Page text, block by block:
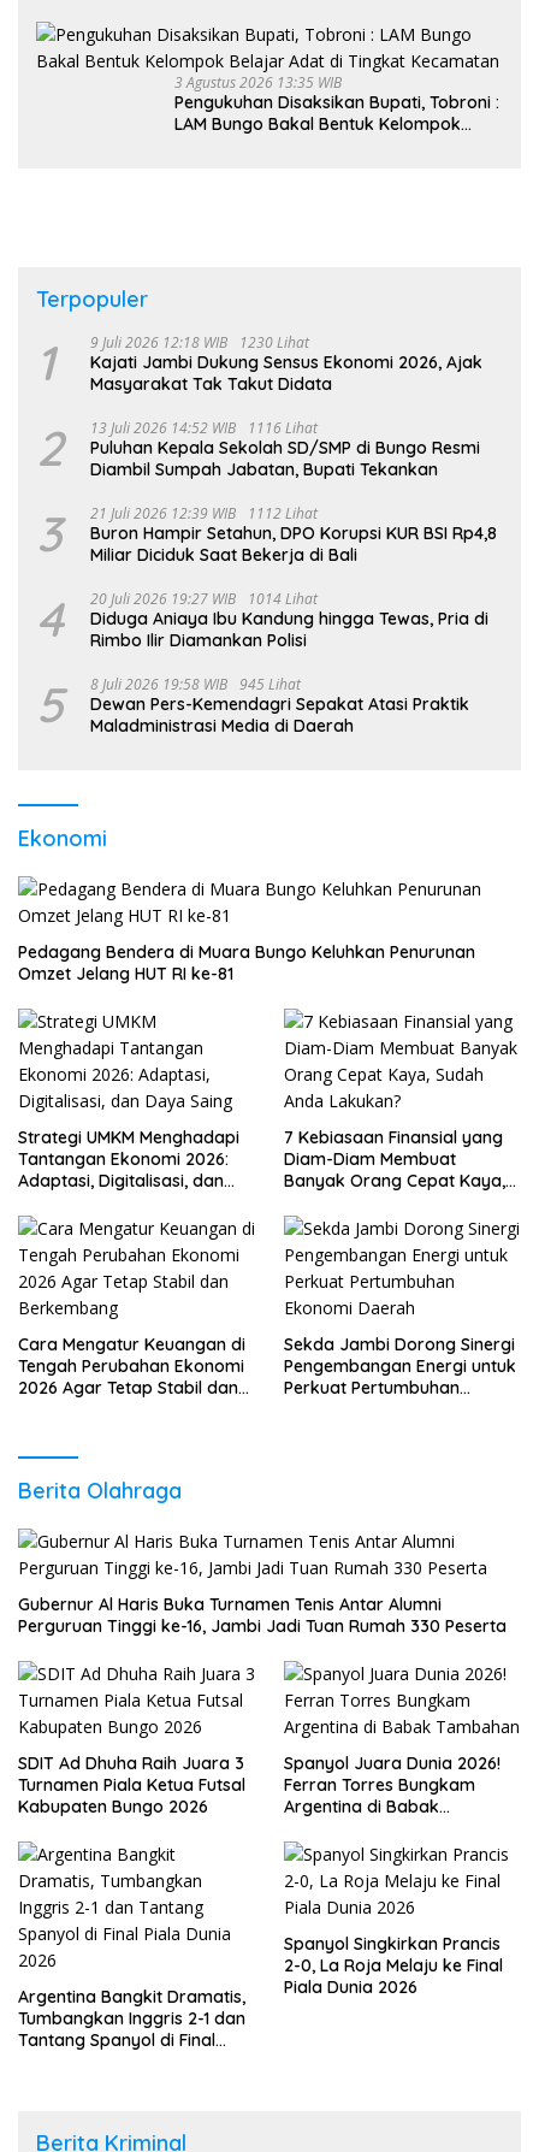
3 Agustus 2026 13:35 WIB
Pengukuhan Disaksikan Bupati, Tobroni :
LAM Bungo Bakal Bentuk Kelompok
Terpopuler
1 9 Juli 2026 12:18 WIB 1230 Lihat
Kajati Jambi Dukung Sensus Ekonomi 2026, Ajak
Masyarakat Tak Takut Didata
2 13 Juli 2026 14:52 WIB 1116 Lihat
Puluhan Kepala Sekolah SD/SMP di Bungo Resmi
Diambil Sumpah Jabatan, Bupati Tekankan
3 21 Juli 2026 12:39 WIB 1112 Lihat
Buron Hampir Setahun, DPO Korupsi KUR BSI Rp4,8
Miliar Diciduk Saat Bekerja di Bali
4 20 Juli 2026 19:27 WIB 1014 Lihat
Diduga Aniaya Ibu Kandung hingga Tewas, Pria di
Rimbo Ilir Diamankan Polisi
5 8 Juli 2026 19:58 WIB 945 Lihat
Dewan Pers-Kemendagri Sepakat Atasi Praktik
Maladministrasi Media di Daerah
Ekonomi
Pedagang Bendera di Muara Bungo Keluhkan Penurunan
Omzet Jelang HUT RI ke-81
Strategi UMKM Menghadapi
Tantangan Ekonomi 2026:
Adaptasi, Digitalisasi, dan
7 Kebiasaan Finansial yang
Diam-Diam Membuat
Banyak Orang Cepat Kaya,
Cara Mengatur Keuangan di
Tengah Perubahan Ekonomi
2026 Agar Tetap Stabil dan
Sekda Jambi Dorong Sinergi
Pengembangan Energi untuk
Perkuat Pertumbuhan
Berita Olahraga
Gubernur Al Haris Buka Turnamen Tenis Antar Alumni
Perguruan Tinggi ke-16, Jambi Jadi Tuan Rumah 330 Peserta
SDIT Ad Dhuha Raih Juara 3
Turnamen Piala Ketua Futsal
Kabupaten Bungo 2026
Spanyol Juara Dunia 2026!
Ferran Torres Bungkam
Argentina di Babak
Argentina Bangkit Dramatis,
Tumbangkan Inggris 2-1 dan
Tantang Spanyol di Final
Spanyol Singkirkan Prancis
2-0, La Roja Melaju ke Final
Piala Dunia 2026
Berita Kriminal